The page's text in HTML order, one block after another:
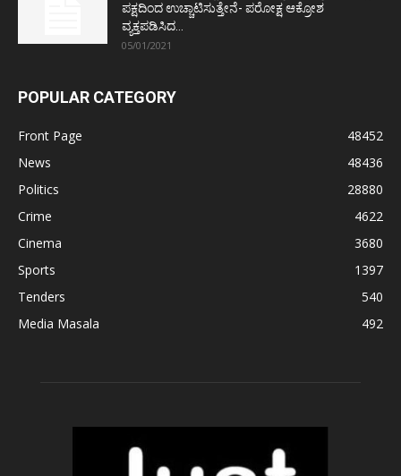
ಪಕ್ಷದಿಂದ ಉಚ್ಚಾಟಿಸುತ್ತೇನೆ- ಪರೋಕ್ಷ ಆಕ್ರೋಶ
ವ್ಯಕ್ತಪಡಿಸಿದ...
05/01/2021
POPULAR CATEGORY
Front Page
48452
News
48436
Politics
28880
Crime
4622
Cinema
3680
Sports
1397
Tenders
540
Media Masala
492